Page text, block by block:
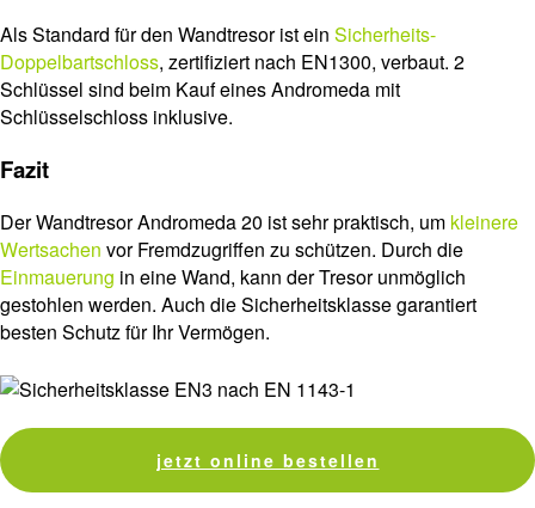
Als Standard für den Wandtresor ist ein Sicherheits-
Doppelbartschloss, zertifiziert nach EN1300, verbaut. 2
Schlüssel sind beim Kauf eines Andromeda mit
Schlüsselschloss inklusive.
Fazit
Der Wandtresor Andromeda 20 ist sehr praktisch, um kleinere
Wertsachen vor Fremdzugriffen zu schützen. Durch die
Einmauerung in eine Wand, kann der Tresor unmöglich
gestohlen werden. Auch die Sicherheitsklasse garantiert
besten Schutz für Ihr Vermögen.
jetzt online bestellen